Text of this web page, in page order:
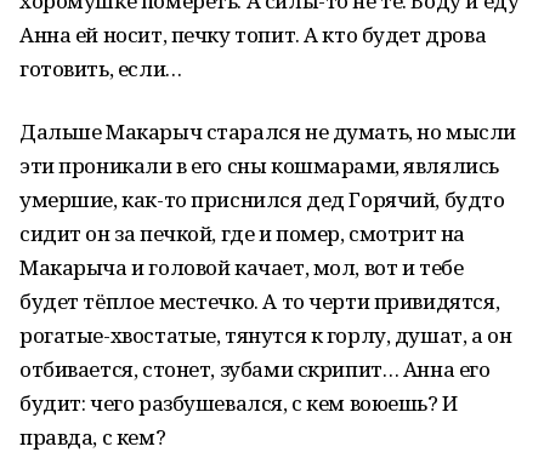
Анна ей носит, печку топит. А кто будет дрова
готовить, если…
Дальше Макарыч старался не думать, но мысли
эти проникали в его сны кошмарами, являлись
умершие, как-то приснился дед Горячий, будто
сидит он за печкой, где и помер, смотрит на
Макарыча и головой качает, мол, вот и тебе
будет тёплое местечко. А то черти привидятся,
рогатые-хвостатые, тянутся к горлу, душат, а он
отбивается, стонет, зубами скрипит… Анна его
будит: чего разбушевался, с кем воюешь? И
правда, с кем?